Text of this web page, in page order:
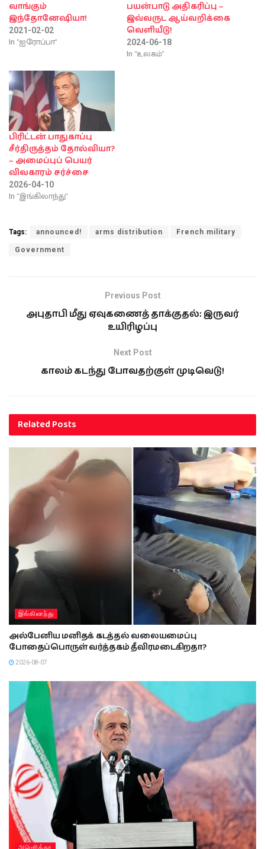
வாங்கும்
இந்தோனேஷியா!
2021-02-02
In "ஐரோப்பா"
பயன்பாடு அதிகரிப்பு –
இவ்வருட ஆய்வறிக்கை
வெளியீடு!
2024-06-18
In "உலகம்"
பிரிட்டன் பாதுகாப்பு
சீர்திருத்தம் தோல்வியா?
– அமைப்புப் பெயர்
விவகாரம் சர்ச்சை
2026-04-10
In "இங்கிலாந்து"
Tags: announced! arms distribution French military
Government
Previous Post
அபுதாபி மீது ஏவுகணைத் தாக்குதல்: இருவர்
உயிரிழப்பு
Next Post
காலம் கடந்து போவதற்குள் முடிவெடு!
RelatedPosts
இங்கிலாந்து
அல்பேனிய மனிதக் கடத்தல் வலையமைப்பு
போதைப்பொருள் வர்த்தகம் தீவிரமடைகிறதா?
2026-08-07